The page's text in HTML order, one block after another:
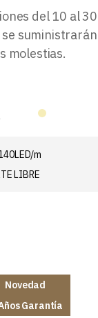
del 10 al 30
se suministrarán
molestias.
m
LIBRE
Novedad
Garantía